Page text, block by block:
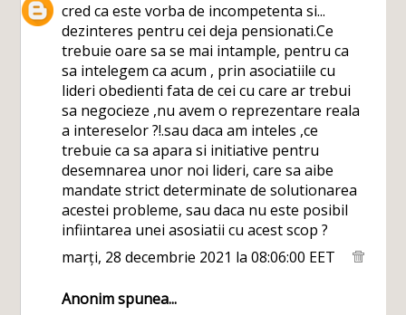
cred ca este vorba de incompetenta si...
dezinteres pentru cei deja pensionati.Ce
trebuie oare sa se mai intample, pentru ca
sa intelegem ca acum , prin asociatiile cu
lideri obedienti fata de cei cu care ar trebui
sa negocieze ,nu avem o reprezentare reala
a intereselor ?!.sau daca am inteles ,ce
trebuie ca sa apara si initiative pentru
desemnarea unor noi lideri, care sa aibe
mandate strict determinate de solutionarea
acestei probleme, sau daca nu este posibil
infiintarea unei asosiatii cu acest scop ?
marți, 28 decembrie 2021 la 08:06:00 EET
Anonim spunea...